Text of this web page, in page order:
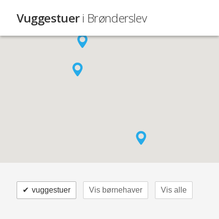
Vuggestueri Brønderslev
vuggestuer
✔ Vis børnehaver Vis alle